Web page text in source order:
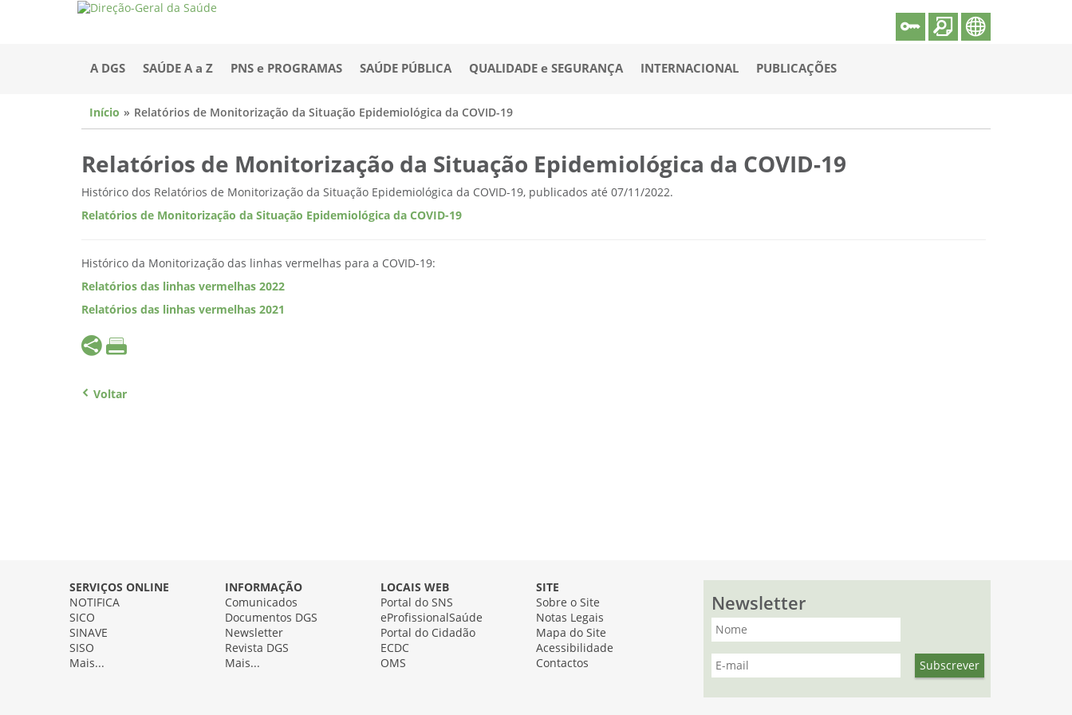
A DGS SAÚDE A a Z PNS e PROGRAMAS SAÚDE PÚBLICA QUALIDADE e SEGURANÇA INTERNACIONAL PUBLICAÇÕES
Início Relatórios de Monitorização da Situação Epidemiológica da COVID-19
Relatórios de Monitorização da Situação Epidemiológica da COVID-19
Histórico dos Relatórios de Monitorização da Situação Epidemiológica da COVID-19, publicados até 07/11/2022.
Relatórios de Monitorização da Situação Epidemiológica da COVID-19
Histórico da Monitorização das linhas vermelhas para a COVID-19:
Relatórios das linhas vermelhas 2022
Relatórios das linhas vermelhas 2021
Voltar
SERVIÇOS ONLINE
NOTIFICA
SICO
SINAVE
SISO
Mais...
INFORMAÇÃO
Comunicados
Documentos DGS
Newsletter
Revista DGS
Mais...
LOCAIS WEB
Portal do SNS
eProfissionalSaúde
Portal do Cidadão
ECDC
OMS
SITE
Sobre o Site
Notas Legais
Mapa do Site
Acessibilidade
Contactos
Newsletter